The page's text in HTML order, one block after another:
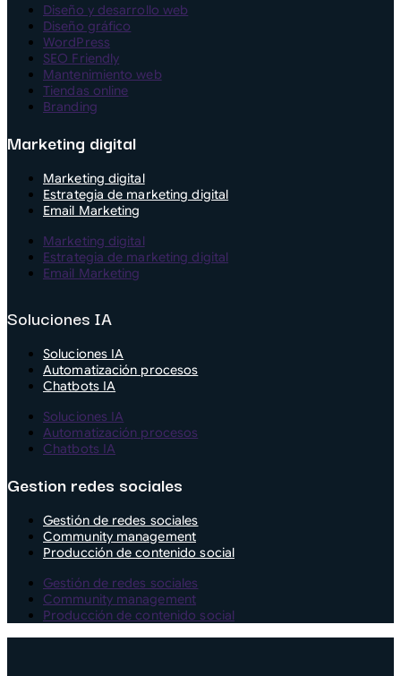
Diseño y desarrollo web
Diseño gráfico
WordPress
SEO Friendly
Mantenimiento web
Tiendas online
Branding
Marketing digital
Marketing digital
Estrategia de marketing digital
Email Marketing
Marketing digital
Estrategia de marketing digital
Email Marketing
Soluciones IA
Soluciones IA
Automatización procesos
Chatbots IA
Soluciones IA
Automatización procesos
Chatbots IA
Gestion redes sociales
Gestión de redes sociales
Community management
Producción de contenido social
Gestión de redes sociales
Community management
Producción de contenido social